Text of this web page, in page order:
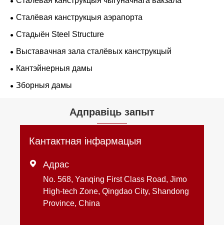
Сталёвая канструкцыя аэрапорта
Стадыён Steel Structure
Выставачная зала сталёвых канструкцый
Кантэйнерныя дамы
Зборныя дамы
Адправіць запыт
Кантактная інфармацыя
 Адрас
No. 568, Yanqing First Class Road, Jimo
High-tech Zone, Qingdao City, Shandong
Province, China